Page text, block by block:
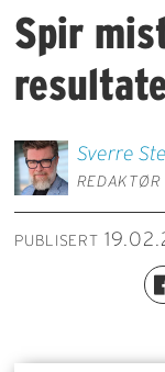
Spir
Sverre
REDAKTØR
PUBLISERT